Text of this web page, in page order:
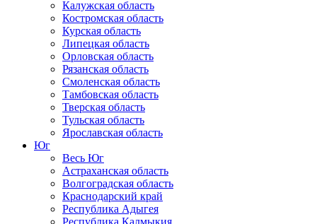
Калужская область
Костромская область
Курская область
Липецкая область
Орловская область
Рязанская область
Смоленская область
Тамбовская область
Тверская область
Тульская область
Ярославская область
Юг
Весь Юг
Астраханская область
Волгоградская область
Краснодарский край
Республика Адыгея
Республика Калмыкия